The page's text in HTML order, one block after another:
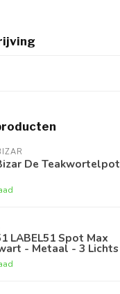
De Teakwortelpot
LABEL51 Spot Max
- Metaal - 3 Lichts